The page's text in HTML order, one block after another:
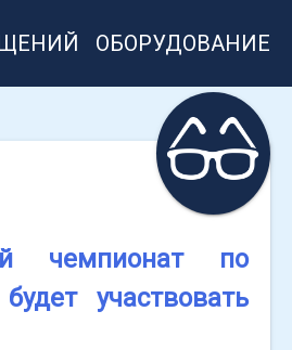
ОБОРУДОВАНИЕ
чемпионат по
участвовать